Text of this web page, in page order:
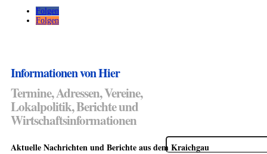
Folgen
Folgen
Informationen von Hier
Termine, Adressen, Vereine,
Lokalpolitik, Berichte und
Wirtschaftsinformationen
Suchen
nach:
Aktuelle Nachrichten und Berichte aus dem Kraichgau